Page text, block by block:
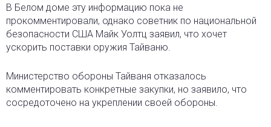
В Белом доме эту информацию пока не
прокомментировали, однако советник по национальной
безопасности США Майк Уолтц заявил, что хочет
ускорить поставки оружия Тайваню.
Министерство обороны Тайваня отказалось
комментировать конкретные закупки, но заявило, что
сосредоточено на укреплении своей обороны.